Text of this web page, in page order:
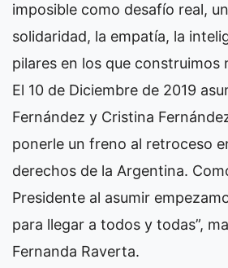
imposible como desafío real,
solidaridad, la empatía, la
pilares en los que construimos
El 10 de Diciembre de 2019
Fernández y Cristina
ponerle un freno al retroceso
derechos de la Argentina.
Presidente al asumir
para llegar a todos y todas”,
Fernanda Raverta.